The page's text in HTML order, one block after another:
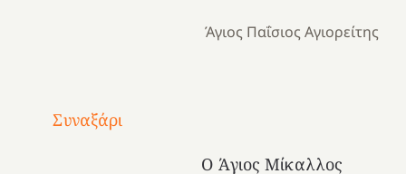
Άγιος Παΐσιος Αγιορείτης
Συναξάρι
Ο Άγιος Μίκαλλος
Μια
και
Κατασκηνωτικές